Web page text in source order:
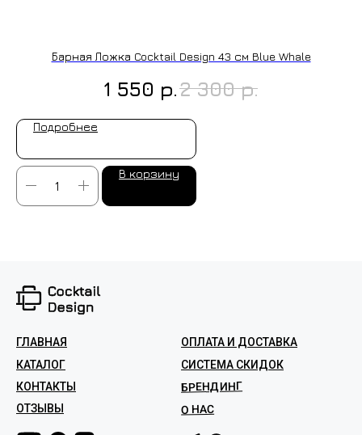
Барная Ложка Cocktail Design 43 см Blue Whale
1 550 р.2 300 р.
Подробнее
В корзину
ГЛАВНАЯ
ОПЛАТА И ДОСТАВКА
СИСТЕМА СКИДОК
КОНТАКТЫ
КАТАЛОГ
БРЕНДИНГ
ОТЗЫВЫ О НАС